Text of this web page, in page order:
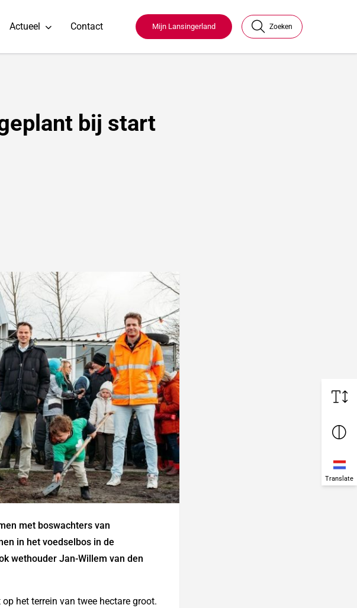
Actueel Contact Mijn Lansingerland Zoeken
Translate
bij start
met boswachters van
in het voedselbos in de
wethouder Jan-Willem van den
het terrein van twee hectare groot.